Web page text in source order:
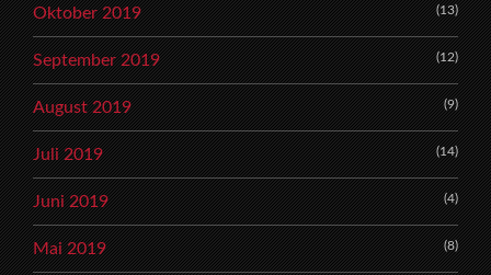
Oktober 2019 (13)
September 2019 (12)
August 2019 (9)
Juli 2019 (14)
Juni 2019 (4)
Mai 2019 (8)